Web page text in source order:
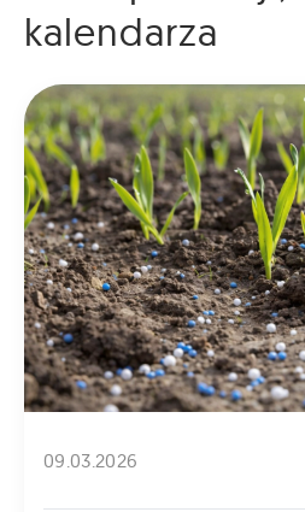
kalendarza
09.03.2026